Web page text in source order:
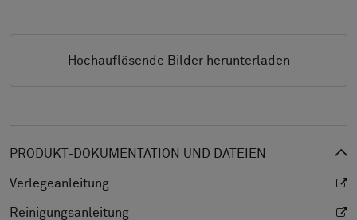
Hochauflösende Bilder herunterladen
PRODUKT-DOKUMENTATION UND DATEIEN
Verlegeanleitung
Reinigungsanleitung